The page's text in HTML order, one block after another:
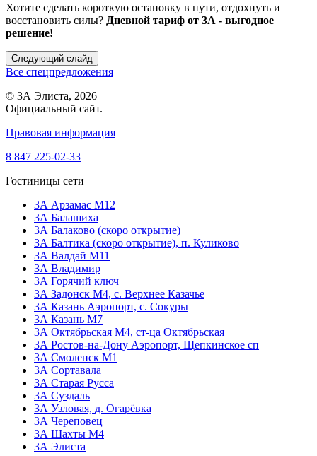
Хотите сделать короткую остановку в пути, отдохнуть и
восстановить силы? Дневной тариф от 3А - выгодное
решение!
Следующий слайд
Все спецпредложения
© 3А Элиста, 2026
Официальный сайт.
Правовая информация
8 847 225-02-33
Гостиницы сети
3А Арзамас М12
3А Балашиха
3А Балаково (скоро открытие)
ЗА Балтика (скоро открытие), п. Куликово
ЗА Валдай M11
ЗА Владимир
3А Горячий ключ
3А Задонск М4, с. Верхнее Казачье
3А Казань Аэропорт, с. Сокуры
3А Казань М7
3А Октябрьская М4, ст-ца Октябрьская
3А Ростов-на-Дону Аэропорт, Щепкинское сп
ЗА Смоленск М1
3А Сортавала
3А Старая Русса
3А Суздаль
3А Узловая, д. Огарёвка
3А Череповец
3А Шахты М4
3А Элиста